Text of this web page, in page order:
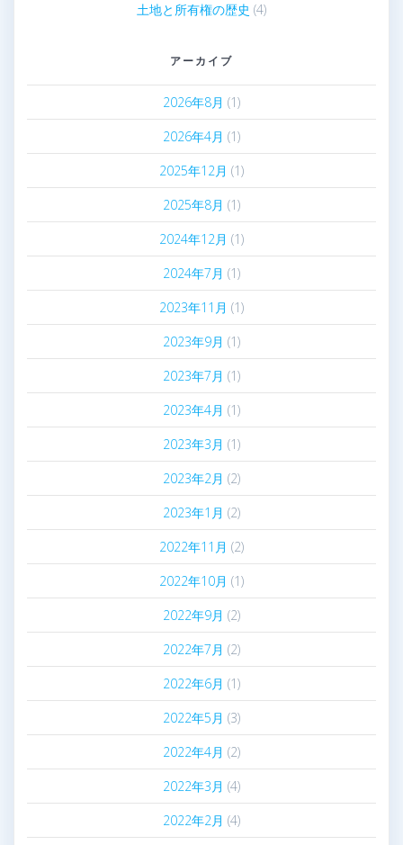
土地と所有権の歴史 (4)
アーカイブ
2026年8月 (1)
2026年4月 (1)
2025年12月 (1)
2025年8月 (1)
2024年12月 (1)
2024年7月 (1)
2023年11月 (1)
2023年9月 (1)
2023年7月 (1)
2023年4月 (1)
2023年3月 (1)
2023年2月 (2)
2023年1月 (2)
2022年11月 (2)
2022年10月 (1)
2022年9月 (2)
2022年7月 (2)
2022年6月 (1)
2022年5月 (3)
2022年4月 (2)
2022年3月 (4)
2022年2月 (4)